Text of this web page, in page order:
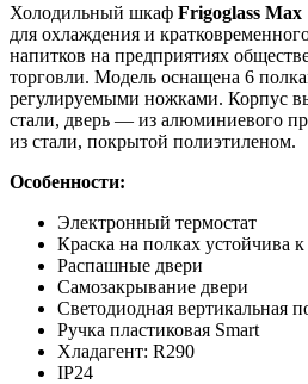
​​Холодильный шкаф Frigoglass Max
для охлаждения и
напитков на предприятиях
торговли. Модель оснащена 6
регулируемыми ножками. Корпус
стали, дверь — из алюминиевого
из стали, покрытой полиэтиленом.
Особенности:
Электронный термостат
Краска на полках устойчива
Распашные двери
Самозакрывание двери
Светодиодная вертикальная
Ручка пластиковая Smart
Хладагент: R290
IP24